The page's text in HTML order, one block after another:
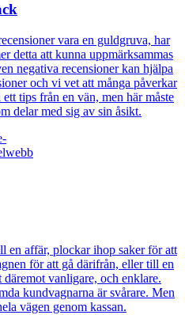
vara en guldgruva, har
detta att kunna uppmärksammas
negativa recensioner kan hjälpa
och vi vet att många påverkar
tips från en vän, men här måste
delar med sig av sin åsikt.
webb
en affär, plockar ihop saker för att
för att gå därifrån, eller till en
vanligare, och enklare.
kundvagnarna är svårare. Men
vägen genom kassan.